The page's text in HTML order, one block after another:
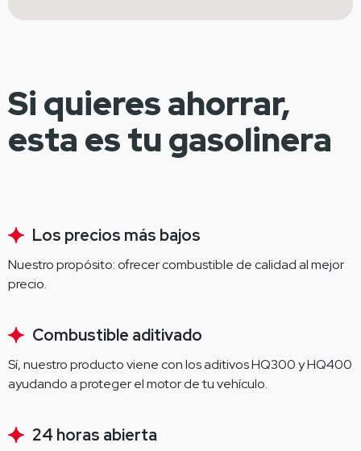
Si quieres ahorrar,
esta es tu gasolinera
Los precios más bajos
Nuestro propósito: ofrecer combustible de calidad al mejor
precio.
Combustible aditivado
Sí, nuestro producto viene con los aditivos HQ300 y HQ400
ayudando a proteger el motor de tu vehículo.
24 horas abierta